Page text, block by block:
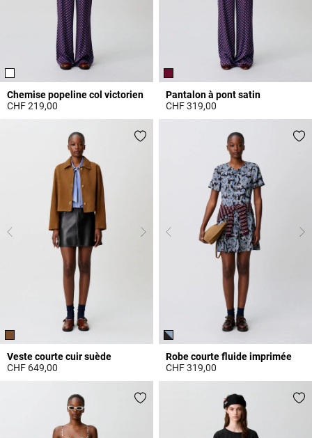
Chemise popeline col victorien
CHF 219,00
5 out of 5 Customer Rating
Pantalon à pont satin
CHF 319,00
4.6 out of 5 Customer Rating
Veste courte cuir suède
CHF 649,00
Robe courte fluide imprimée
CHF 319,00